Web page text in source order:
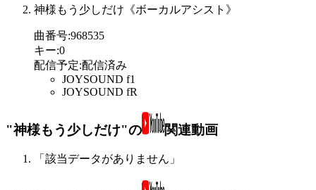
神様もう少しだけ《ボーカルアシスト》
曲番号:968535
キー:0
配信予定:配信済み
JOYSOUND f1
JOYSOUND fR
"神様もう少しだけ"の 関連動画
「該当データがありません」